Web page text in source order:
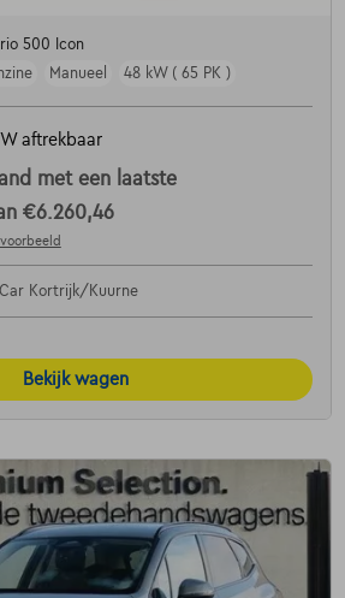
500 Icon
Manueel 48 kW ( 65 PK )
aftrekbaar
met een laatste
€6.260,46
Kortrijk/Kuurne
Bekijk wagen